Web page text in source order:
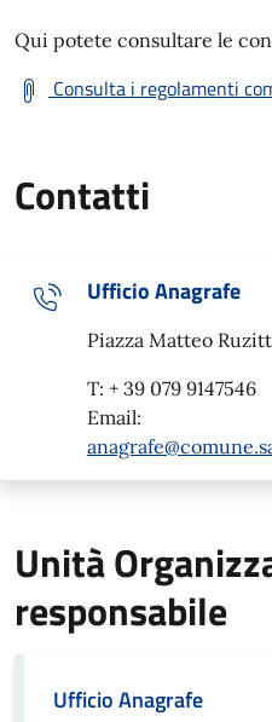
Qui potete consultare le
Consulta i regolamenti
Contatti
Ufficio Anagrafe
Piazza Matteo
T: + 39 079 9147546
Email:
Unità
responsabile
Ufficio Anagrafe